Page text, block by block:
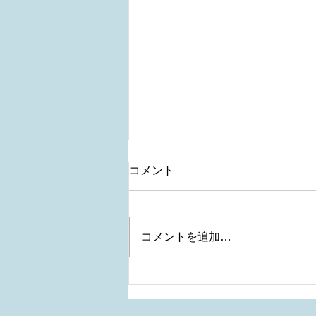
神経症状は先ず身体の機能の
コメント
コメントを追加…